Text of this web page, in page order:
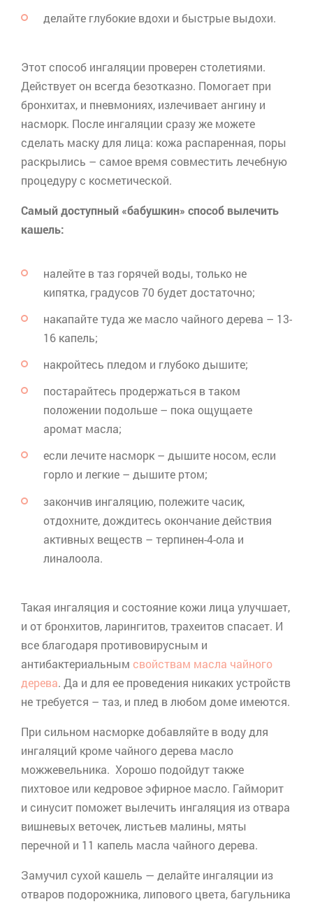
делайте глубокие вдохи и быстрые выдохи.
Этот способ ингаляции проверен столетиями.
Действует он всегда безотказно. Помогает при
бронхитах, и пневмониях, излечивает ангину и
насморк. После ингаляции сразу же можете
сделать маску для лица: кожа распаренная, поры
раскрылись – самое время совместить лечебную
процедуру с косметической.
Самый доступный «бабушкин» способ вылечить
кашель:
налейте в таз горячей воды, только не
кипятка, градусов 70 будет достаточно;
накапайте туда же масло чайного дерева – 13-
16 капель;
накройтесь пледом и глубоко дышите;
постарайтесь продержаться в таком
положении подольше – пока ощущаете
аромат масла;
если лечите насморк – дышите носом, если
горло и легкие – дышите ртом;
закончив ингаляцию, полежите часик,
отдохните, дождитесь окончание действия
активных веществ – терпинен-4-ола и
линалоола.
Такая ингаляция и состояние кожи лица улучшает,
и от бронхитов, ларингитов, трахеитов спасает. И
все благодаря противовирусным и
антибактериальным свойствам масла чайного
дерева. Да и для ее проведения никаких устройств
не требуется – таз, и плед в любом доме имеются.
При сильном насморке добавляйте в воду для
ингаляций кроме чайного дерева масло
можжевельника. Хорошо подойдут также
пихтовое или кедровое эфирное масло. Гайморит
и синусит поможет вылечить ингаляция из отвара
вишневых веточек, листьев малины, мяты
перечной и 11 капель масла чайного дерева.
Замучил сухой кашель — делайте ингаляции из
отваров подорожника, липового цвета, багульника